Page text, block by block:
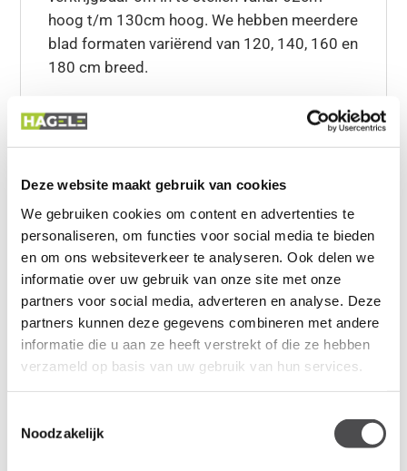
Deze website maakt gebruik van cookies
We gebruiken cookies om content en advertenties te
personaliseren, om functies voor social media te bieden
en om ons websiteverkeer te analyseren. Ook delen we
informatie over uw gebruik van onze site met onze
partners voor social media, adverteren en analyse. Deze
partners kunnen deze gegevens combineren met andere
informatie die u aan ze heeft verstrekt of die ze hebben
verzameld op basis van uw gebruik van hun services.
Noodzakelijk
hoog t/m 130cm hoog. We hebben meerdere
blad formaten variërend van 120, 140, 160 en
180 cm breed.
Product omschrijving van een
Elektrisch zit sta bureau Premium
180x80
Hoogte verstelbaar 65-130cm (drietraps
Dynamische belasting tot 120 kg
Softstart + stop
Control box en display ineen (16 x 9 x 4
cm)
Display LCD hoge resolutie
Display 8 programmeerbare hoogtes
Display voorzien van kinderslot
Display met timerfunctie
Display met Licht effect in diverse kleuren
Display voorzien van 9 talen